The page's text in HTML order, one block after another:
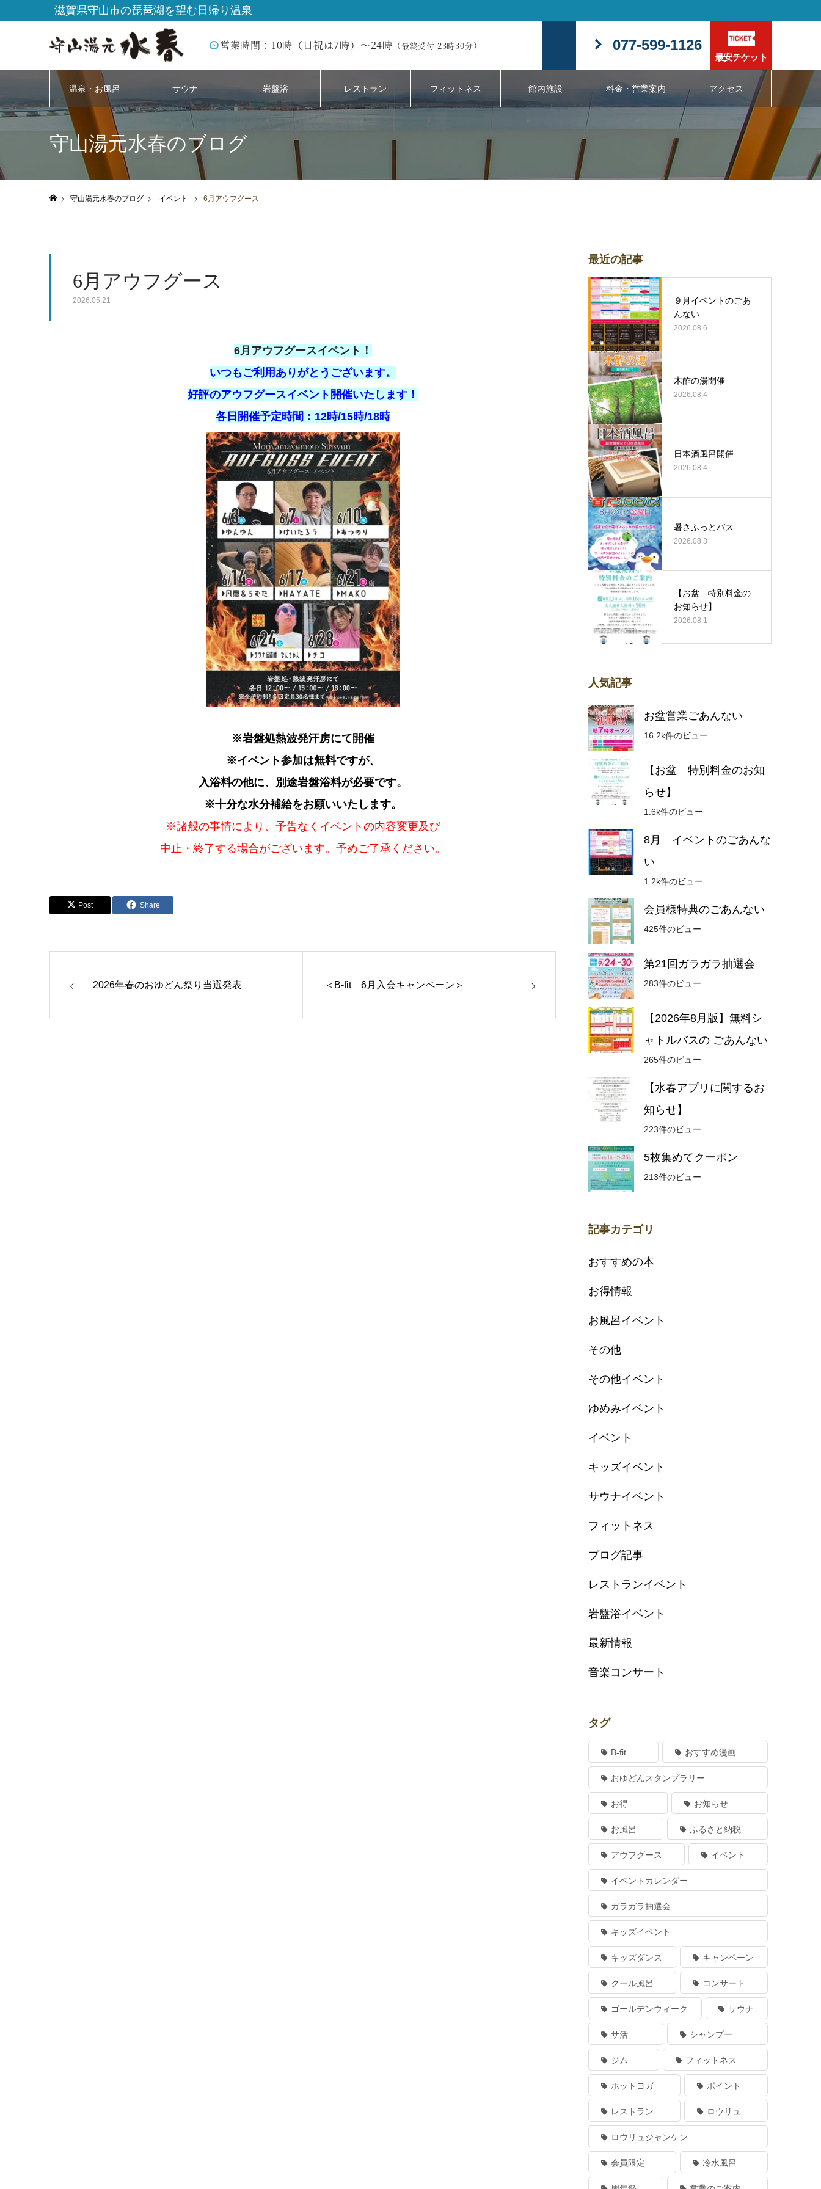
滋賀県守山市の琵琶湖を望む日帰り温泉
営業時間：10時（日祝は7時）～24時 （最終受付 23時30分）
最安チケット
077-599-1126
温泉・お風呂 サウナ 岩盤浴 レストラン フィットネス 館内施設 料金・営業案内 アクセス
守山湯元水春のブログ
守山湯元水春のブログ イベント 6月アウフグース
6月アウフグース
2026.05.21
6月アウフグースイベント！
いつもご利用ありがとうございます。
好評のアウフグースイベント開催いたします！
各日開催予定時間：12時/15時/18時
※岩盤処熱波発汗房にて開催
※イベント参加は無料ですが、
入浴料の他に、別途岩盤浴料が必要です。
※十分な水分補給をお願いいたします。
※諸般の事情により、予告なくイベントの内容変更及び
中止・終了する場合がございます。予めご了承ください。
Post Share
2026年春のおゆどん祭り当選発表 ＜B-fit 6月入会キャンペーン＞
最近の記事
９月イベントのごあ
んない
2026.08.6
木酢の湯開催
2026.08.4
日本酒風呂開催
2026.08.4
暑さふっとバス
2026.08.3
【お盆 特別料金の
お知らせ】
2026.08.1
人気記事
お盆営業ごあんない
16.2k件のビュー
【お盆 特別料金のお知
らせ】
1.6k件のビュー
8月 イベントのごあんな
い
1.2k件のビュー
会員様特典のごあんない
425件のビュー
第21回ガラガラ抽選会
283件のビュー
【2026年8月版】無料シ
ャトルバスの ごあんない
265件のビュー
【水春アプリに関するお
知らせ】
223件のビュー
5枚集めてクーポン
213件のビュー
記事カテゴリ
おすすめの本
お得情報
お風呂イベント
その他
その他イベント
ゆめみイベント
イベント
キッズイベント
サウナイベント
フィットネス
ブログ記事
レストランイベント
岩盤浴イベント
最新情報
音楽コンサート
タグ
B-fit おすすめ漫画
おゆどんスタンプラリー
お得 お知らせ
お風呂 ふるさと納税
アウフグース イベント
イベントカレンダー
ガラガラ抽選会
キッズイベント
キッズダンス キャンペーン
クール風呂 コンサート
ゴールデンウィーク サウナ
サ活 シャンプー
ジム フィットネス
ホットヨガ ポイント
レストラン ロウリュ
ロウリュジャンケン
会員限定 冷水風呂